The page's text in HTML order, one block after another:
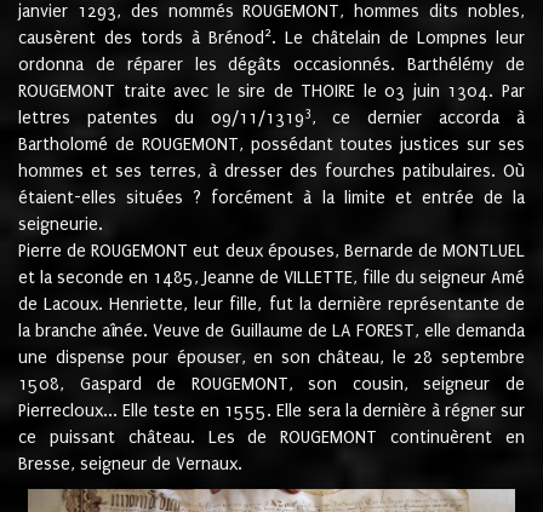
janvier 1293, des nommés ROUGEMONT, hommes dits nobles,
causèrent des tords à Brénod 2. Le châtelain de Lompnes leur
ordonna de réparer les dégâts occasionnés. Barthélémy de
ROUGEMONT traite avec le sire de THOIRE le 03 juin 1304. Par
lettres patentes du 09/11/13193, ce dernier accorda à
Bartholomé de ROUGEMONT, possédant toutes justices sur ses
hommes et ses terres, à dresser des fourches patibulaires. Où
étaient-elles situées ? forcément à la limite et entrée de la
seigneurie.
Pierre de ROUGEMONT eut deux épouses, Bernarde de MONTLUEL
et la seconde en 1485, Jeanne de VILLETTE, fille du seigneur Amé
de Lacoux. Henriette, leur fille, fut la dernière représentante de
la branche aînée. Veuve de Guillaume de LA FOREST, elle demanda
une dispense pour épouser, en son château, le 28 septembre
1508, Gaspard de ROUGEMONT, son cousin, seigneur de
Pierrecloux... Elle teste en 1555. Elle sera la dernière à régner sur
ce puissant château. Les de ROUGEMONT continuèrent en
Bresse, seigneur de Vernaux.